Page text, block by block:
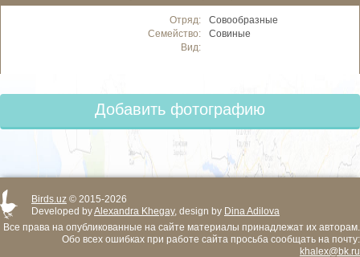
Отряд:
Совообразные
Семейство:
Совиные
Вид:
Добавить фотографию
Birds.uz © 2015-2026
Developed byAlexandra Khegay, design by Dina Adilova
Все права на опубликованные на сайте материалы принадлежат их авторам.
Обо всех ошибках при работе сайта просьба сообщать на почту:
khalex@bk.ru